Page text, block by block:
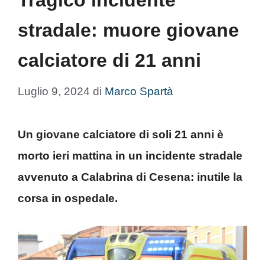
stradale: muore giovane
calciatore di 21 anni
Luglio 9, 2024 di Marco Spartà
Un giovane calciatore di soli 21 anni è
morto ieri mattina in un incidente stradale
avvenuto a Calabrina di Cesena: inutile la
corsa in ospedale.